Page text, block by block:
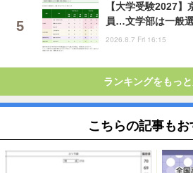
【大学受験2027
員…文学部は一般
2026.8.7 Fri 16:15
ランキングをもっ
こちらの記事もお